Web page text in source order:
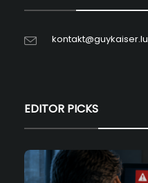
kontakt@guykaiser.lu
EDITOR PICKS